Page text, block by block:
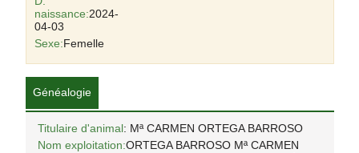
naissance:2024-
04-03
Sexe:Femelle
Généalogie
Titulaire d'animal: Mª CARMEN ORTEGA BARROSO
Nom exploitation:ORTEGA BARROSO Mª CARMEN